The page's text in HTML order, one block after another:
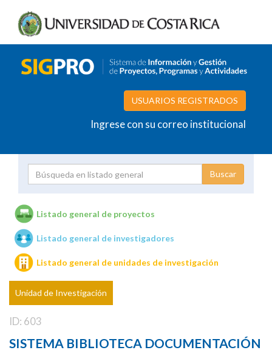
USUARIOS REGISTRADOS
Ingrese con su correo institucional
Unidades de investigación
Listado general de proyectos
Listado general de investigadores
Listado general de unidades de investigación
Unidad de Investigación
ID: 603
SISTEMA BIBLIOTECA DOCUMENTACIÓN